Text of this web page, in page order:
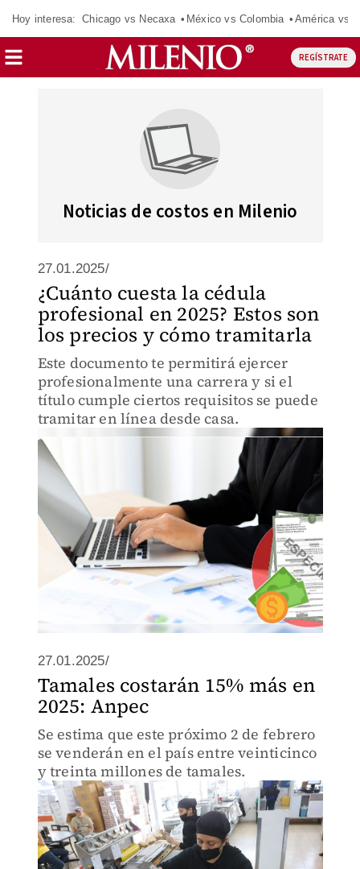
Hoy interesa: Chicago vs Necaxa México vs Colombia América vs
REGÍSTRATE
Noticias de costos en Milenio
27.01.2025/
¿Cuánto cuesta la cédula
profesional en 2025? Estos son
los precios y cómo tramitarla
Este documento te permitirá ejercer
profesionalmente una carrera y si el
título cumple ciertos requisitos se puede
tramitar en línea desde casa.
27.01.2025/
Tamales costarán 15% más en
2025: Anpec
Se estima que este próximo 2 de febrero
se venderán en el país entre veinticinco
y treinta millones de tamales.